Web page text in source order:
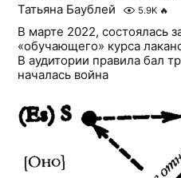
Татьяна Баублей 5.9K 🔥
В марте 2022, состоялась
«обучающего» курса
В аудитории правила бал
началась война